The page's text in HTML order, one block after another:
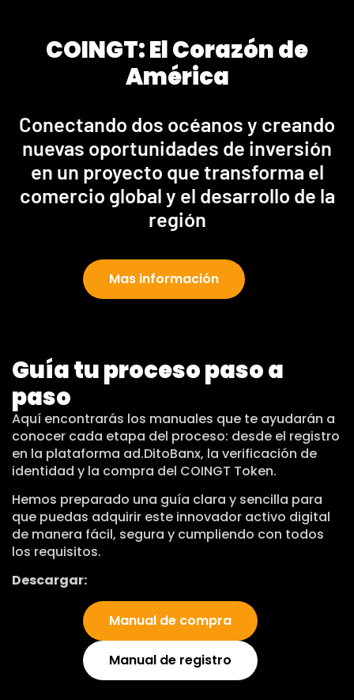
COINGT: El Corazón de
América
Conectando dos océanos y creando
nuevas oportunidades de inversión
en un proyecto que transforma el
comercio global y el desarrollo de la
región
Mas información
Guía tu proceso paso a
paso
Aquí encontrarás los manuales que te ayudarán a
conocer cada etapa del proceso: desde el registro
en la plataforma ad.DitoBanx, la verificación de
identidad y la compra del COINGT Token.
Hemos preparado una guía clara y sencilla para
que puedas adquirir este innovador activo digital
de manera fácil, segura y cumpliendo con todos
los requisitos.
Descargar:
Manual de compra
Manual de registro